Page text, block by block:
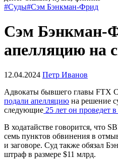
#Суды#Сэм Бэнкман-Фрид
Сэм Бэнкман-
апелляцию на
12.04.2024 Петр Иванов
Адвокаты бывшего главы FTX
подали апелляцию на решение
следующие 25 лет он проведет
В ходатайстве говорится, что
семь пунктов обвинения в
и заговоре. Суд также обязал
штраф в размере $11 млрд.